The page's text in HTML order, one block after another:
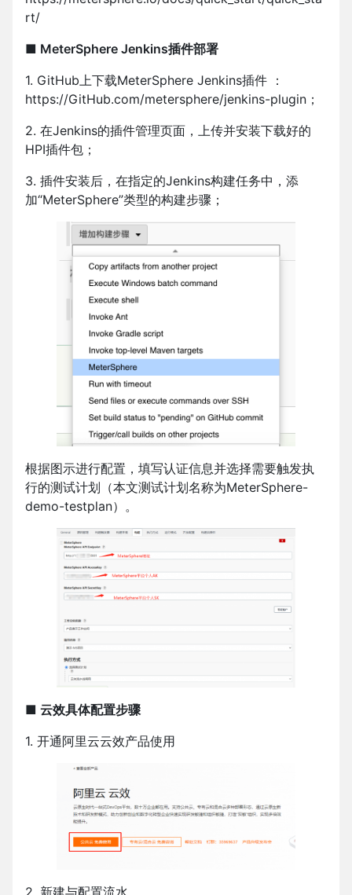
rt/
■ MeterSphere Jenkins插件部署
1. GitHub上下载MeterSphere Jenkins插件 ：
https://GitHub.com/metersphere/jenkins-plugin；
2. 在Jenkins的插件管理页面，上传并安装下载好的
HPI插件包；
3. 插件安装后，在指定的Jenkins构建任务中，添
加“MeterSphere”类型的构建步骤；
根据图示进行配置，填写认证信息并选择需要触发执
行的测试计划（本文测试计划名称为MeterSphere-
demo-testplan）。
■ 云效具体配置步骤
1. 开通阿里云云效产品使用
2. 新建与配置流水